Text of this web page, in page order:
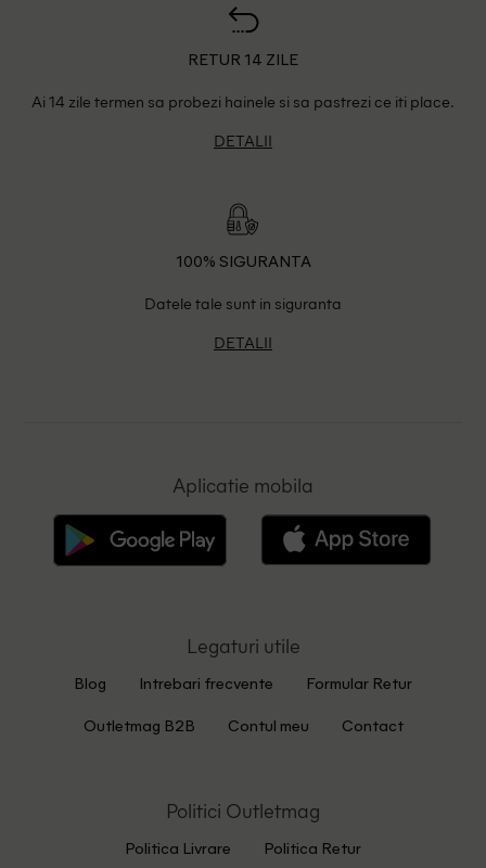
RETUR 14 ZILE
Ai 14 zile termen sa probezi hainele si sa pastrezi ce iti place.
DETALII
100% SIGURANTA
Datele tale sunt in siguranta
DETALII
Aplicatie mobila
Legaturi utile
Blog Intrebari frecvente Formular Retur
Outletmag B2B Contul meu Contact
Politici Outletmag
Politica Livrare Politica Retur